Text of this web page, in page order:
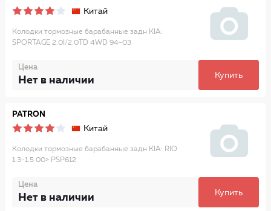
Китай
Колодки тормозные барабанные задн KIA:
SPORTAGE 2.0I/2.0TD 4WD 94-03
Цена
Нет в наличии Купить
PATRON
Китай
Колодки тормозные барабанные задн KIA: RIO
1.3-1.5 00> PSP612
Цена
Нет в наличии Купить